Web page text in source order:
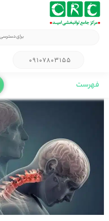
۰۹۱۰۷۸۰۳۱۵۵
فهرست